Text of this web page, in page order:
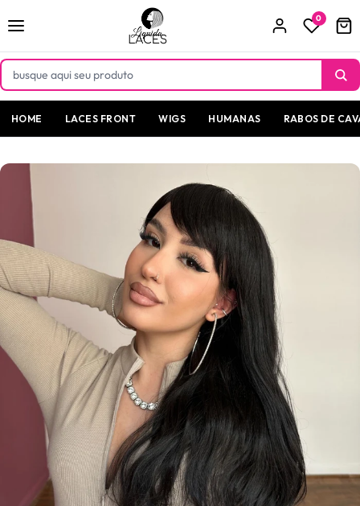
para o
conteúdo
0
HOME LACES FRONT WIGS HUMANAS RABOS DE